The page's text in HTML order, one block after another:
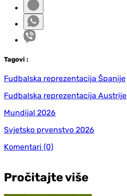
Tagovi :
Fudbalska reprezentacija Španije
Fudbalska reprezentacija Austrije
Mundijal 2026
Svjetsko prvenstvo 2026
Komentari (0)
Pročitajte više